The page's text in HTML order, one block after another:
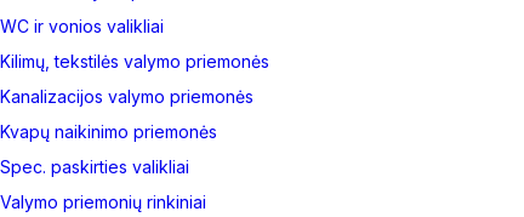
WC ir vonios valikliai
Kilimų, tekstilės valymo priemonės
Kanalizacijos valymo priemonės
Kvapų naikinimo priemonės
Spec. paskirties valikliai
Valymo priemonių rinkiniai